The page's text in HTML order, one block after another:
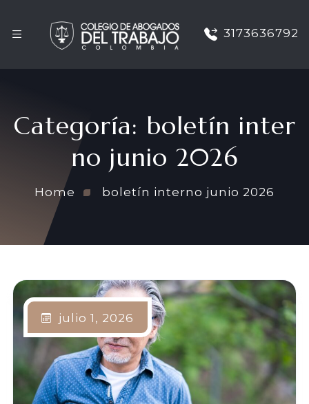
3173636792
Categoría: boletín inter
no junio 2026
Home boletín interno junio 2026
julio 1, 2026